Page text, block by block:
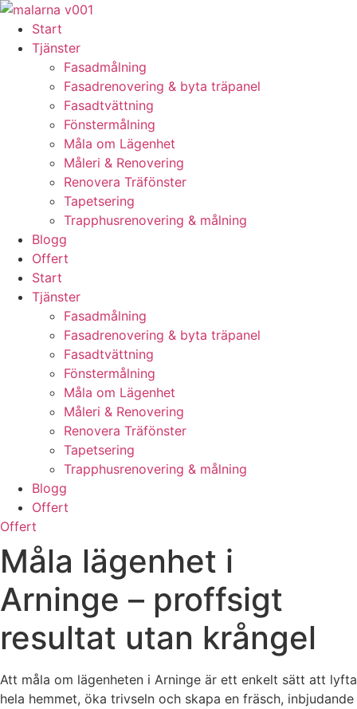
Skip
content
Start
Tjänster
Fasadmålning
Fasadrenovering & byta träpanel
Fasadtvättning
Fönstermålning
Måla om Lägenhet
Måleri & Renovering
Renovera Träfönster
Tapetsering
Trapphusrenovering & målning
Blogg
Offert
Start
Tjänster
Fasadmålning
Fasadrenovering & byta träpanel
Fasadtvättning
Fönstermålning
Måla om Lägenhet
Måleri & Renovering
Renovera Träfönster
Tapetsering
Trapphusrenovering & målning
Blogg
Offert
Offert
Måla lägenhet i
Arninge – proffsigt
resultat utan krångel
Att måla om lägenheten i Arninge är ett enkelt sätt att lyfta
hela hemmet, öka trivseln och skapa en fräsch, inbjudande